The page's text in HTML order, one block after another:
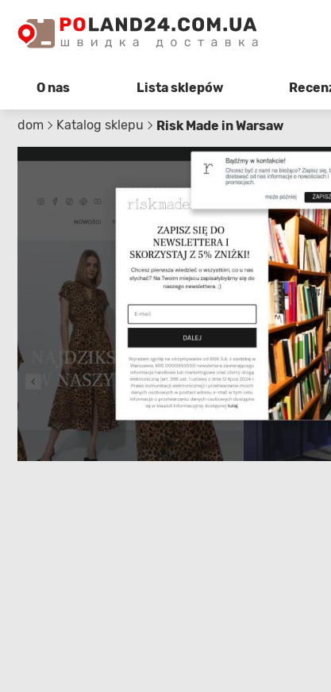
O nas Lista sklepów
dom Katalog sklepu Risk Made in Warsaw